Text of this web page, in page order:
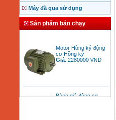
Máy đã qua sử dụng
Sản phẩm bán chạy
cơ Hồng ký
Giá:2280000 VND
Bảng giá động cơ
diesel đầu nổ diesel